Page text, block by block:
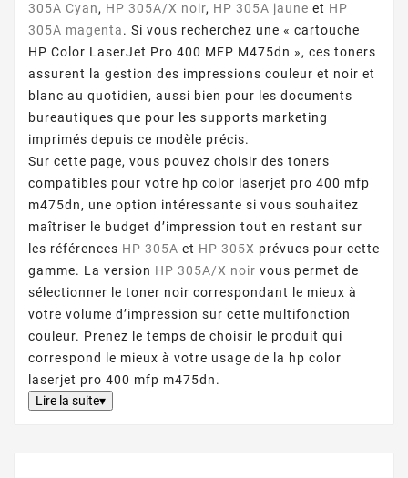
305A Cyan, HP 305A/X noir, HP 305A jaune et HP
305A magenta. Si vous recherchez une « cartouche
HP Color LaserJet Pro 400 MFP M475dn », ces toners
assurent la gestion des impressions couleur et noir et
blanc au quotidien, aussi bien pour les documents
bureautiques que pour les supports marketing
imprimés depuis ce modèle précis.
Sur cette page, vous pouvez choisir des toners
compatibles pour votre hp color laserjet pro 400 mfp
m475dn, une option intéressante si vous souhaitez
maîtriser le budget d’impression tout en restant sur
les références HP 305A et HP 305X prévues pour cette
gamme. La version HP 305A/X noir vous permet de
sélectionner le toner noir correspondant le mieux à
votre volume d’impression sur cette multifonction
couleur. Prenez le temps de choisir le produit qui
correspond le mieux à votre usage de la hp color
laserjet pro 400 mfp m475dn.
Lire la suite▾